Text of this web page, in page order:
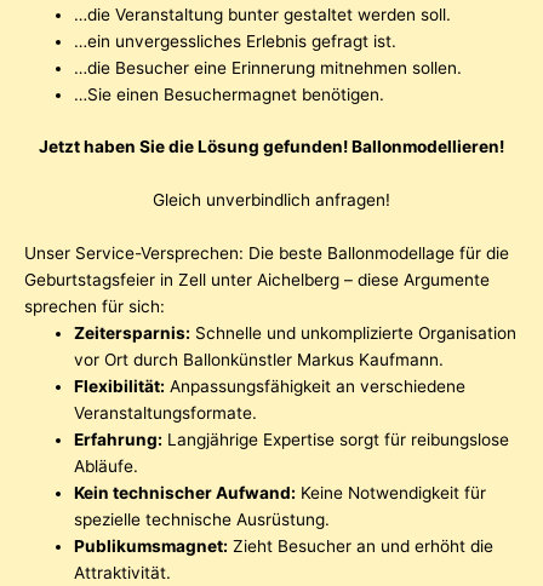
…die Veranstaltung bunter gestaltet werden soll.
…ein unvergessliches Erlebnis gefragt ist.
…die Besucher eine Erinnerung mitnehmen sollen.
…Sie einen Besuchermagnet benötigen.
Jetzt haben Sie die Lösung gefunden! Ballonmodellieren!
Gleich unverbindlich anfragen!
Unser Service-Versprechen: Die beste Ballonmodellage für die
Geburtstagsfeier in Zell unter Aichelberg – diese Argumente
sprechen für sich:
Zeitersparnis: Schnelle und unkomplizierte Organisation
vor Ort durch Ballonkünstler Markus Kaufmann.
Flexibilität: Anpassungsfähigkeit an verschiedene
Veranstaltungsformate.
Erfahrung: Langjährige Expertise sorgt für reibungslose
Abläufe.
Kein technischer Aufwand: Keine Notwendigkeit für
spezielle technische Ausrüstung.
Publikumsmagnet: Zieht Besucher an und erhöht die
Attraktivität.